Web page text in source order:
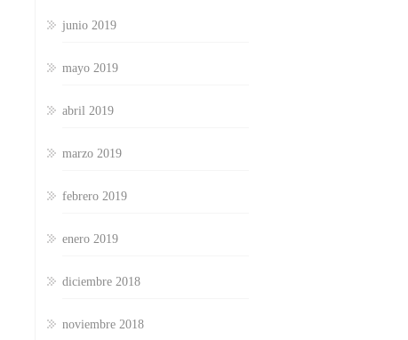
junio 2019
mayo 2019
abril 2019
marzo 2019
febrero 2019
enero 2019
diciembre 2018
noviembre 2018